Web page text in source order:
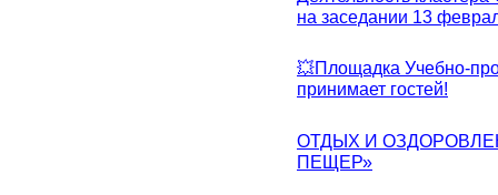
на заседании 13
💥Площадка Учебно-
принимает гостей!
ОТДЫХ И
ПЕЩЕР»